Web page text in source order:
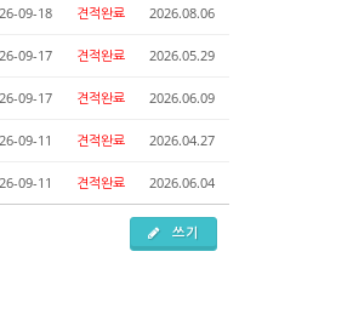
09-18 견적완료 2026.08.06
09-17 견적완료 2026.05.29
09-17 견적완료 2026.06.09
09-11 견적완료 2026.04.27
09-11 견적완료 2026.06.04
쓰기